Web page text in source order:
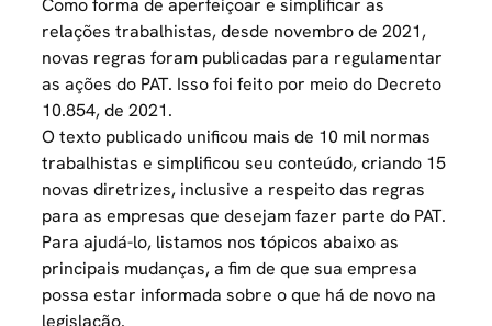
Como forma de aperfeiçoar e simplificar as
relações trabalhistas, desde novembro de 2021,
novas regras foram publicadas para regulamentar
as ações do PAT. Isso foi feito por meio do Decreto
10.854, de 2021.
O texto publicado unificou mais de 10 mil normas
trabalhistas e simplificou seu conteúdo, criando 15
novas diretrizes, inclusive a respeito das regras
para as empresas que desejam fazer parte do PAT.
Para ajudá-lo, listamos nos tópicos abaixo as
principais mudanças, a fim de que sua empresa
possa estar informada sobre o que há de novo na
legislação.